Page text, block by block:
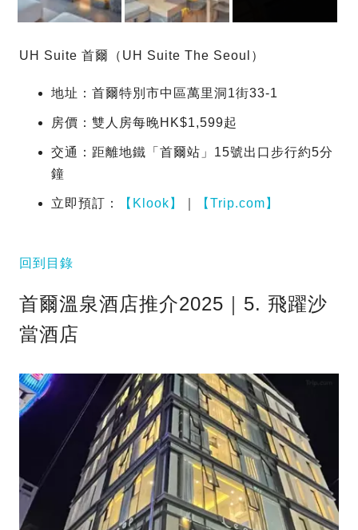
UH Suite 首爾（UH Suite The Seoul）
地址：首爾特別市中區萬里洞1街33-1
房價：雙人房每晚HK$1,599起
交通：距離地鐵「首爾站」15號出口步行約5分
鐘
立即預訂： 【Klook】 【Trip.com】
回到目錄
首爾溫泉酒店推介2025｜5. 飛躍沙
當酒店